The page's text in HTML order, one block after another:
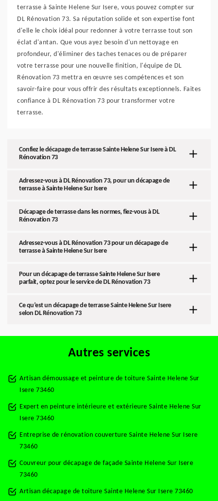
terrasse à Sainte Helene Sur Isere, vous pouvez compter sur
DL Rénovation 73. Sa réputation solide et son expertise font
d'elle le choix idéal pour redonner à votre terrasse tout son
éclat d'antan. Que vous ayez besoin d'un nettoyage en
profondeur, d'éliminer des taches tenaces ou de préparer
votre terrasse pour une nouvelle finition, l'équipe de DL
Rénovation 73 mettra en œuvre ses compétences et son
savoir-faire pour vous offrir des résultats exceptionnels. Faites
confiance à DL Rénovation 73 pour transformer votre
terrasse.
Confiez le décapage de terrasse Sainte Helene Sur Isere à DL
Rénovation 73
Adressez-vous à DL Rénovation 73, pour un décapage de
terrasse à Sainte Helene Sur Isere
Décapage de terrasse dans les normes, fiez-vous à DL
Rénovation 73
Adressez-vous à DL Rénovation 73 pour un décapage de
terrasse à Sainte Helene Sur Isere
Pour un décapage de terrasse Sainte Helene Sur Isere
parfait, optez pour le service de DL Rénovation 73
Ce qu’est un décapage de terrasse Sainte Helene Sur Isere
selon DL Rénovation 73
Autres services
Artisan démoussage et peinture de toiture Sainte Helene Sur
Isere 73460
Expert en peinture intérieure et extérieure Sainte Helene Sur
Isere 73460
Entreprise de rénovation couverture Sainte Helene Sur Isere
73460
Couvreur pour décapage de façade Sainte Helene Sur Isere
73460
Artisan décapage de toiture Sainte Helene Sur Isere 73460